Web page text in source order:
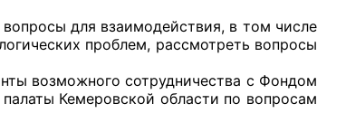
для взаимодействия, в том числе
проблем, рассмотреть вопросы
возможного сотрудничества с Фондом
Кемеровской области по вопросам